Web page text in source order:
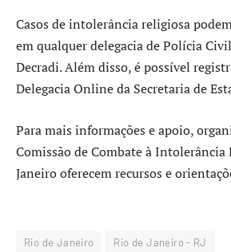
Casos de intolerância religiosa
em qualquer delegacia de Polícia
Decradi. Além disso, é possível
Delegacia Online da Secretaria de
Para mais informações e apoio,
Comissão de Combate à Intolerância
Janeiro oferecem recursos e
Rio de Janeiro Rio de Janeiro - RJ